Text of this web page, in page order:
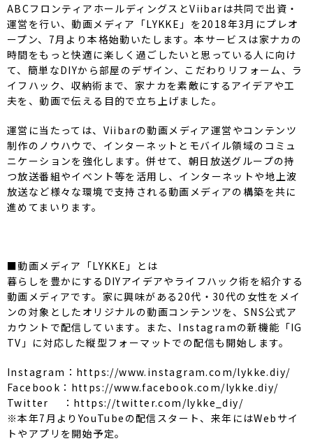
ABCフロンティアホールディングスとViibarは共同で出資・
運営を行い、動画メディア「LYKKE」を2018年3月にプレオ
ープン、7月より本格始動いたします。本サービスは家ナカの
時間をもっと快適に楽しく過ごしたいと思っている人に向け
て、簡単なDIYから部屋のデザイン、こだわりリフォーム、ラ
イフハック、収納術まで、家ナカを素敵にするアイデアや工
夫を、動画で伝える目的で立ち上げました。
運営に当たっては、Viibarの動画メディア運営やコンテンツ
制作のノウハウで、インターネットとモバイル領域のコミュ
ニケーションを強化します。併せて、朝日放送グループの持
つ放送番組やイベント等を活用し、インターネットや地上波
放送など様々な環境で支持される動画メディアの構築を共に
進めてまいります。
■動画メディア「LYKKE」とは
暮らしを豊かにするDIYアイデアやライフハック術を紹介する
動画メディアです。家に興味がある20代・30代の女性をメイ
ンの対象としたオリジナルの動画コンテンツを、SNS公式ア
カウントで配信しています。また、Instagramの新機能「IG
TV」に対応した縦型フォーマットでの配信も開始します。
Instagram：https://www.instagram.com/lykke.diy/
Facebook：https://www.facebook.com/lykke.diy/
Twitter ：https://twitter.com/lykke_diy/
※本年7月よりYouTubeの配信スタート、来年にはWebサイ
トやアプリを開始予定。